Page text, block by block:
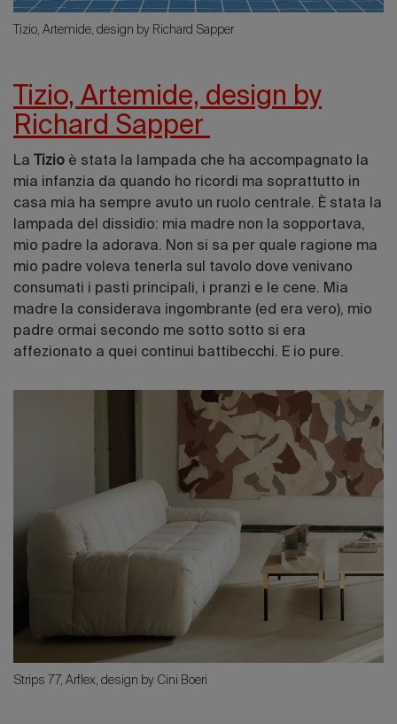
Tizio, Artemide, design by Richard Sapper
Tizio, Artemide, design by
Richard Sapper
La Tizio è stata la lampada che ha accompagnato la
mia infanzia da quando ho ricordi ma soprattutto in
casa mia ha sempre avuto un ruolo centrale. È stata la
lampada del dissidio: mia madre non la sopportava,
mio padre la adorava. Non si sa per quale ragione ma
mio padre voleva tenerla sul tavolo dove venivano
consumati i pasti principali, i pranzi e le cene. Mia
madre la considerava ingombrante (ed era vero), mio
padre ormai secondo me sotto sotto si era
affezionato a quei continui battibecchi. E io pure.
Strips 77, Arflex, design by Cini Boeri